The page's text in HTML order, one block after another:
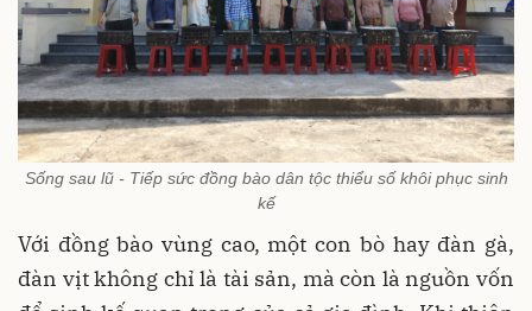
Sống sau lũ - Tiếp sức đồng bào dân tộc thiểu số khôi phục sinh
kế
Với đồng bào vùng cao, một con bò hay đàn gà,
đàn vịt không chỉ là tài sản, mà còn là nguồn vốn